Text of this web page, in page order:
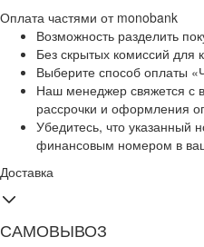
Оплата частями от monobank
Возможность разделить
Без скрытых комиссий для
Выберите способ оплаты
Наш менеджер свяжется с
рассрочки и оформления
Убедитесь, что указанный
финансовым номером в
Доставка
САМОВЫВОЗ